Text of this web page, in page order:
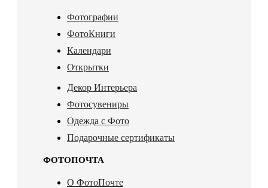
Фотографии
ФотоКниги
Календари
Открытки
Декор Интерьера
Фотосувениры
Одежда с Фото
Подарочные сертификаты
ФОТОПОЧТА
О ФотоПочте